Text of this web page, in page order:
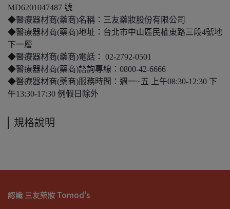
MD6201047487 號
◆醫療器材商(藥商)名稱：三友藥妝股份有限公司
◆醫療器材商(藥商)地址：台北市中山區民權東路三段4號地
下一層
◆醫療器材商(藥商)電話： 02-2792-0501
◆醫療器材商(藥商)諮詢專線：0800-42-6666
◆醫療器材商(藥商)服務時間：週一~五 上午08:30-12:30 下
午13:30-17:30 例假日除外
規格說明
認識 三友藥妝 Tomod's